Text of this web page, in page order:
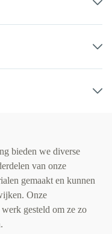
bieden we diverse
van onze
gemaakt en kunnen
Onze
gesteld om ze zo